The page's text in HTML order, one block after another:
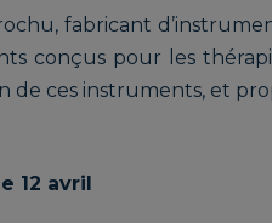
GELY Jean-
François | JEFF
GRAPHY
fabricant
conçus pour les
de ces instruments, et
12 avril